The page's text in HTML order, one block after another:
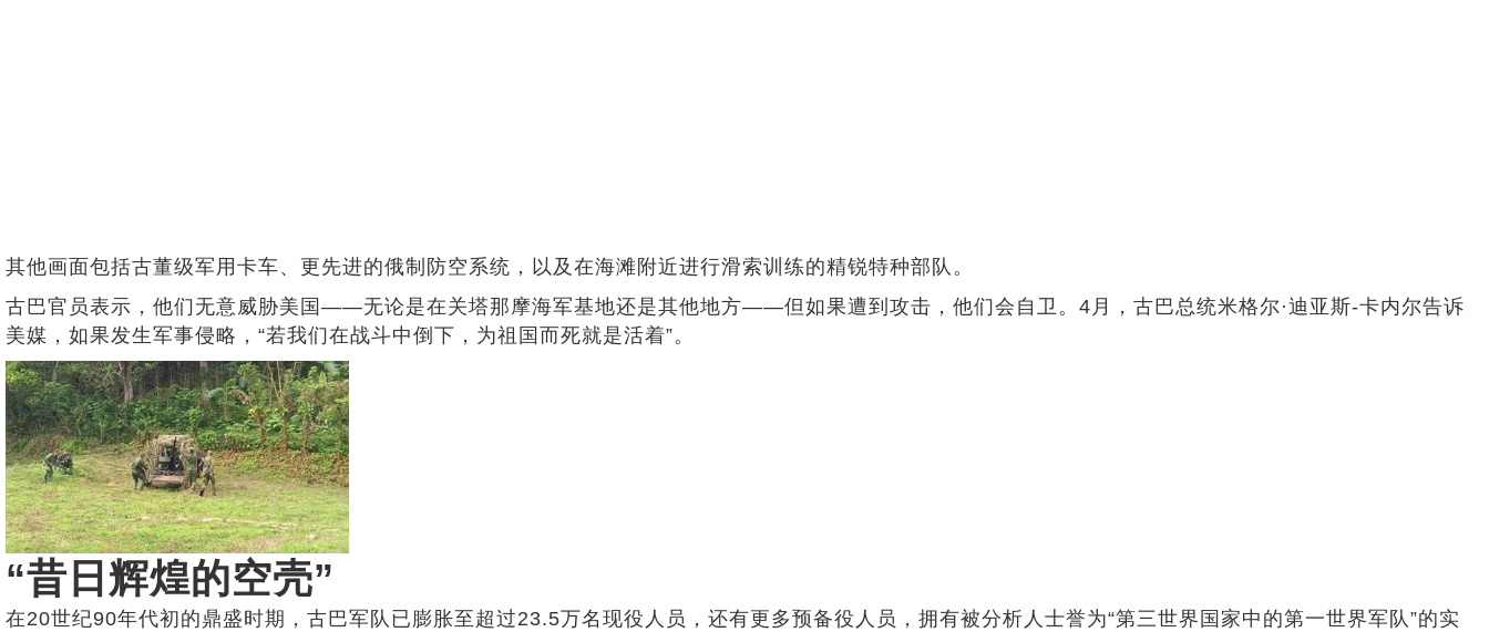
其他画面包括古董级军用卡车、更先进的俄制防空系统，以及在海滩附近进行滑索训练的精锐特种部队。
古巴官员表示，他们无意威胁美国——无论是在关塔那摩海军基地还是其他地方——但如果遭到攻击，他们会自卫。4月，古巴总统米格尔·迪亚斯-卡内尔告诉
美媒，如果发生军事侵略，“若我们在战斗中倒下，为祖国而死就是活着”。
“昔日辉煌的空壳”
在20世纪90年代初的鼎盛时期，古巴军队已膨胀至超过23.5万名现役人员，还有更多预备役人员，拥有被分析人士誉为“第三世界国家中的第一世界军队”的实